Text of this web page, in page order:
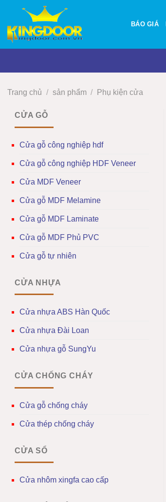
nội
dung
BÁO GIÁ
Trang chủ / sản phẩm / Phụ kiện cửa
CỬA GỖ
Cửa gỗ công nghiệp hdf
Cửa gỗ công nghiệp HDF Veneer
Cửa MDF Veneer
Cửa gỗ MDF Melamine
Cửa gỗ MDF Laminate
Cửa gỗ MDF Phủ PVC
Cửa gỗ tự nhiên
CỬA NHỰA
Cửa nhựa ABS Hàn Quốc
Cửa nhựa Đài Loan
Cửa nhựa gỗ SungYu
CỬA CHỐNG CHÁY
Cửa gỗ chống cháy
Cửa thép chống cháy
CỬA SỔ
Cửa nhôm xingfa cao cấp